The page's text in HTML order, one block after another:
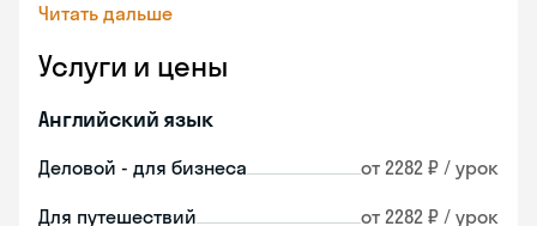
Читать дальше
Услуги и цены
Английский язык
Деловой - для бизнеса от 2282 ₽ / урок
Для путешествий от 2282 ₽ / урок